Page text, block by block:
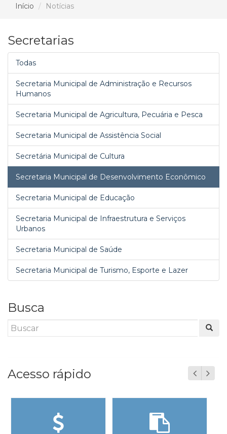
Início Notícias
Secretarias
Todas
Secretaria Municipal de Administração e Recursos
Humanos
Secretaria Municipal de Agricultura, Pecuária e Pesca
Secretaria Municipal de Assistência Social
Secretária Municipal de Cultura
Secretaria Municipal de Desenvolvimento Econômico
Secretaria Municipal de Educação
Secretaria Municipal de Infraestrutura e Serviços
Urbanos
Secretaria Municipal de Saúde
Secretaria Municipal de Turismo, Esporte e Lazer
Busca
Acesso rápido